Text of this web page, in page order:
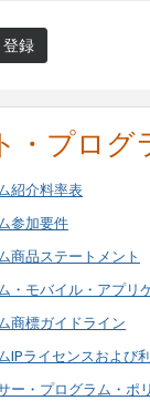
登録
・プログ
紹介料率表
参加要件
商品ステートメント
・モバイル・アプリ
商標ガイドライン
IPライセンスおよび
ー・プログラム・ポ